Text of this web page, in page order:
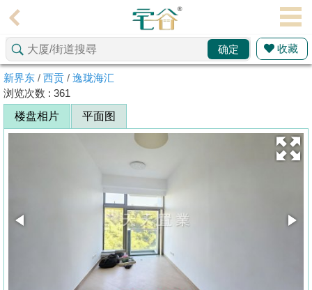
理
主
页
搵
楼/
放
确定 收藏
新界东 / 西贡 / 逸珑海汇
浏览次数 : 361
楼盘相片
平面图